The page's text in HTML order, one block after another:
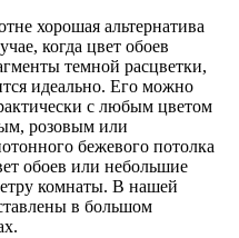
хорошая альтернатива
когда цвет обоев
темной расцветки,
идеально. Его можно
с любым цветом
розовым или
бежевого потолка
обоев или небольшие
комнаты. В нашей
в большом